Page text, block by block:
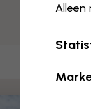
Alleen